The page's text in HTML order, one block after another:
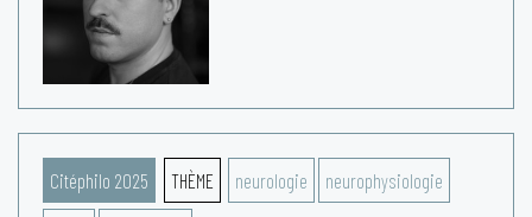
Citéphilo 2025 THÈME neurologie neurophysiologie